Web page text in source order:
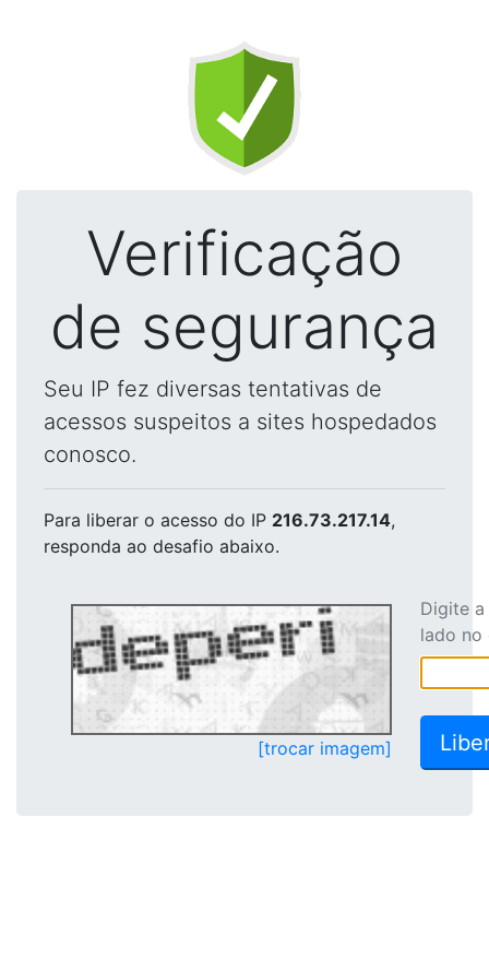
Verificação
de segurança
Seu IP fez diversas tentativas de
acessos suspeitos a sites hospedados
conosco.
Para liberar o acesso do IP 216.73.217.14,
responda ao desafio abaixo.
[trocar imagem]
Digite
lado no